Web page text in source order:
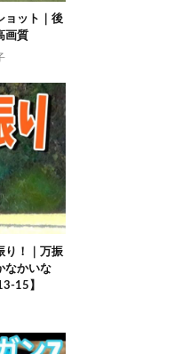
ョット｜後
画質
り！｜万振
なかいな
15】